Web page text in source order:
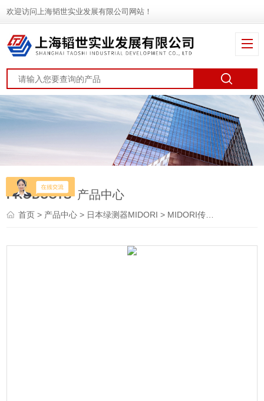
欢迎访问上海韬世实业发展有限公司网站！
PRODUCTS 产品中心
首页> 产品中心 > 日本绿测器MIDORI > MIDORI传感器